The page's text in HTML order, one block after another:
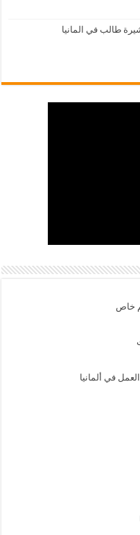
طالب في المانيا
خاص
في ألمانيا